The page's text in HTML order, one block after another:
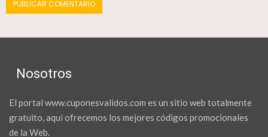
Nosotros
El portal www.cuponesvalidos.com es un sitio web totalmente
gratuito, aquí ofrecemos los mejores códigos promocionales
de la Web.